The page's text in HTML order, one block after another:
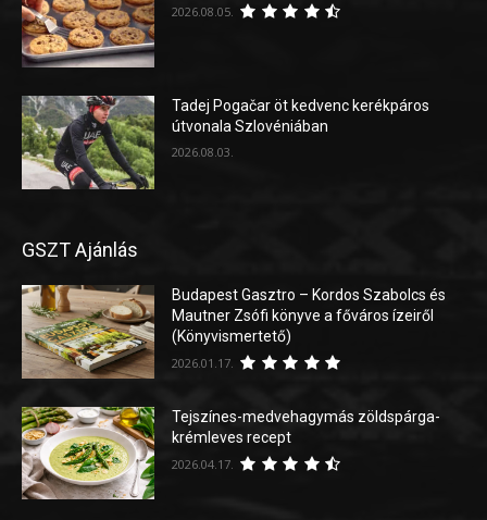
2026.08.05.
Tadej Pogačar öt kedvenc kerékpáros
útvonala Szlovéniában
2026.08.03.
GSZT Ajánlás
Budapest Gasztro – Kordos Szabolcs és
Mautner Zsófi könyve a főváros ízeiről
(Könyvismertető)
2026.01.17.
Tejszínes-medvehagymás zöldspárga-
krémleves recept
2026.04.17.